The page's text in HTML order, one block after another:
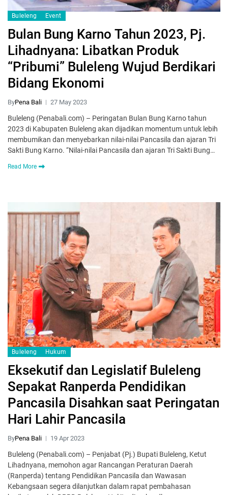
Buleleng Event
Bulan Bung Karno Tahun 2023, Pj.
Lihadnyana: Libatkan Produk
“Pribumi” Buleleng Wujud Berdikari
Bidang Ekonomi
ByPena Bali 27 May 2023
Buleleng (Penabali.com) – Peringatan Bulan Bung Karno tahun
2023 di Kabupaten Buleleng akan dijadikan momentum untuk lebih
membumikan dan menyebarkan nilai-nilai Pancasila dan ajaran Tri
Sakti Bung Karno. “Nilai-nilai Pancasila dan ajaran Tri Sakti Bung…
Read More
Buleleng Hukum
Eksekutif dan Legislatif Buleleng
Sepakat Ranperda Pendidikan
Pancasila Disahkan saat Peringatan
Hari Lahir Pancasila
ByPena Bali 19 Apr 2023
Buleleng (Penabali.com) – Penjabat (Pj.) Bupati Buleleng, Ketut
Lihadnyana, memohon agar Rancangan Peraturan Daerah
(Ranperda) tentang Pendidikan Pancasila dan Wawasan
Kebangsaan segera dilanjutkan dalam rapat pembahasan